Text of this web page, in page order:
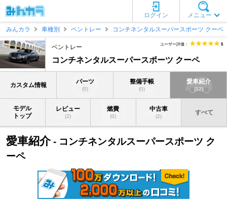
メニュー
ログイン
みんカラ
車種別 ベントレー コンチネンタルスーパースポーツ クーペ
ベントレー
コンチネンタルスーパースポーツ クーペ
ユーザー評価： 5
カスタム情報 パーツ
(0)
整備手帳
(0)
愛車紹介
(12)
モデル
トップ
レビュー
(2)
燃費
(0)
中古車
(2)
すべて
愛車紹介- コンチネンタルスーパースポーツ ク
ーペ